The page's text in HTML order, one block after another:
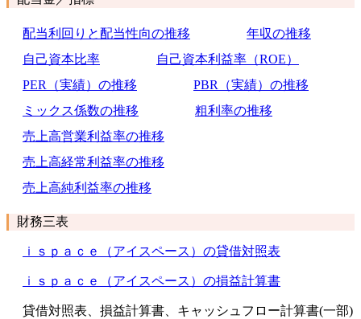
配当利回りと配当性向の推移
年収の推移
自己資本比率
自己資本利益率（ROE）
PER（実績）の推移
PBR（実績）の推移
ミックス係数の推移
粗利率の推移
売上高営業利益率の推移
売上高経常利益率の推移
売上高純利益率の推移
財務三表
ｉｓｐａｃｅ（アイスペース）の貸借対照表
ｉｓｐａｃｅ（アイスペース）の損益計算書
貸借対照表、損益計算書、キャッシュフロー計算書(一部)